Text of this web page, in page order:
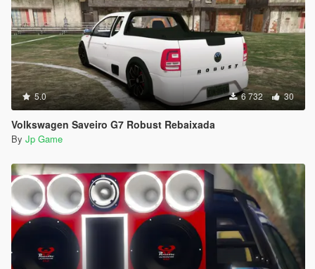
5.0 6 732 30
Volkswagen Saveiro G7 Robust Rebaixada
By Jp Game